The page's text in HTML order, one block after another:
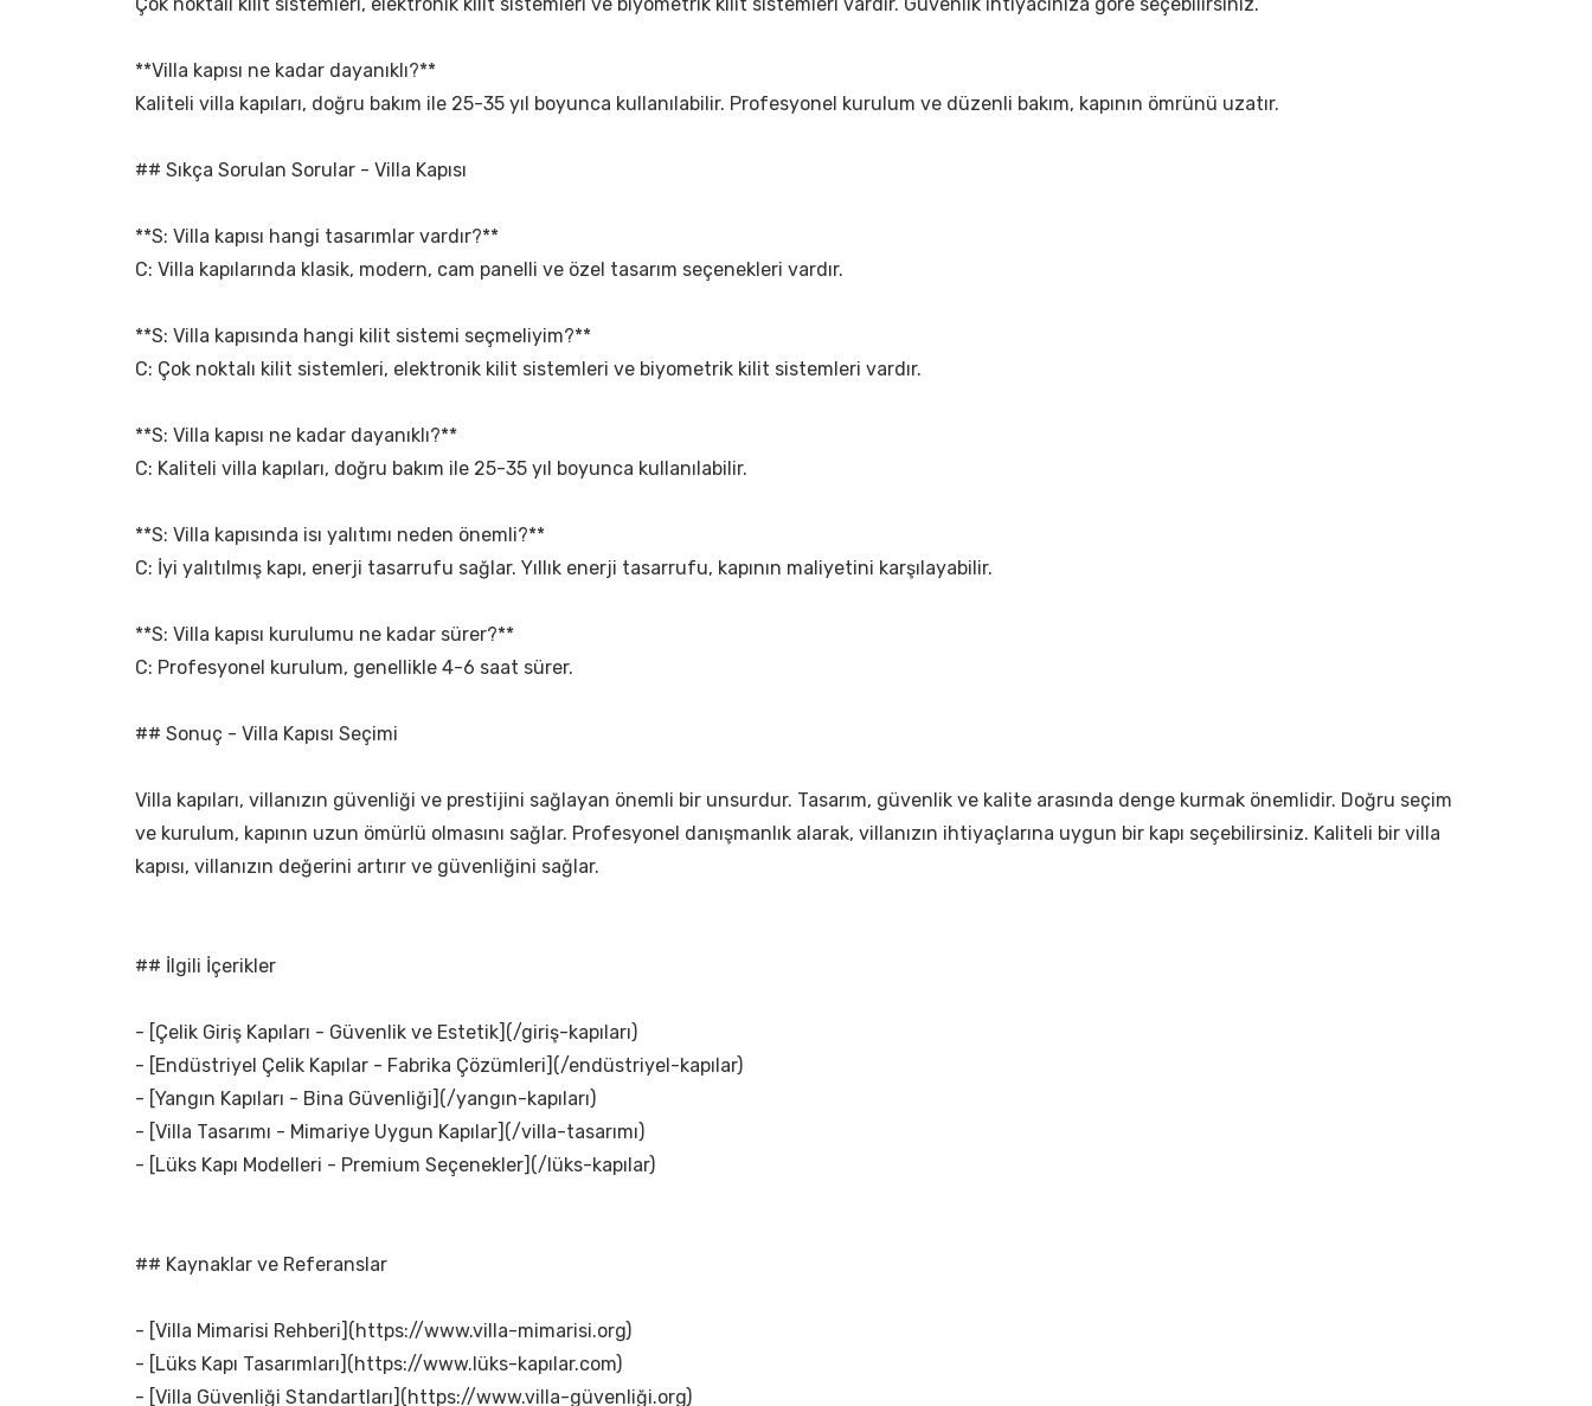
**Villa kapısı ne kadar dayanıklı?**
Kaliteli villa kapıları, doğru bakım ile 25-35 yıl boyunca kullanılabilir. Profesyonel kurulum ve düzenli bakım, kapının ömrünü uzatır.
## Sıkça Sorulan Sorular - Villa Kapısı
**S: Villa kapısı hangi tasarımlar vardır?**
C: Villa kapılarında klasik, modern, cam panelli ve özel tasarım seçenekleri vardır.
**S: Villa kapısında hangi kilit sistemi seçmeliyim?**
C: Çok noktalı kilit sistemleri, elektronik kilit sistemleri ve biyometrik kilit sistemleri vardır.
**S: Villa kapısı ne kadar dayanıklı?**
C: Kaliteli villa kapıları, doğru bakım ile 25-35 yıl boyunca kullanılabilir.
**S: Villa kapısında isı yalıtımı neden önemli?**
C: İyi yalıtılmış kapı, enerji tasarrufu sağlar. Yıllık enerji tasarrufu, kapının maliyetini karşılayabilir.
**S: Villa kapısı kurulumu ne kadar sürer?**
C: Profesyonel kurulum, genellikle 4-6 saat sürer.
## Sonuç - Villa Kapısı Seçimi
Villa kapıları, villanızın güvenliği ve prestijini sağlayan önemli bir unsurdur. Tasarım, güvenlik ve kalite arasında denge kurmak önemlidir. Doğru seçim
ve kurulum, kapının uzun ömürlü olmasını sağlar. Profesyonel danışmanlık alarak, villanızın ihtiyaçlarına uygun bir kapı seçebilirsiniz. Kaliteli bir villa
kapısı, villanızın değerini artırır ve güvenliğini sağlar.
## İlgili İçerikler
- [Çelik Giriş Kapıları - Güvenlik ve Estetik](/giriş-kapıları)
- [Endüstriyel Çelik Kapılar - Fabrika Çözümleri](/endüstriyel-kapılar)
- [Yangın Kapıları - Bina Güvenliği](/yangın-kapıları)
- [Villa Tasarımı - Mimariye Uygun Kapılar](/villa-tasarımı)
- [Lüks Kapı Modelleri - Premium Seçenekler](/lüks-kapılar)
## Kaynaklar ve Referanslar
- [Villa Mimarisi Rehberi](https://www.villa-mimarisi.org)
- [Lüks Kapı Tasarımları](https://www.lüks-kapılar.com)
- [Villa Güvenliği Standartları](https://www.villa-güvenliği.org)